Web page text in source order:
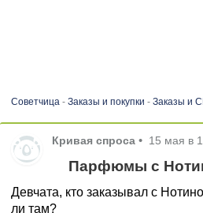
Советчица- Заказы и покупки - Заказы и
Кривая спроса • 15 мая в
Парфюмы с
Девчата, кто заказывал с
ли там?